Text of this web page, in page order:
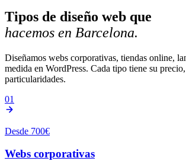
Tipos de diseño web que
hacemos en Barcelona.
Diseñamos webs corporativas, tiendas online,
medida en WordPress. Cada tipo tiene su
particularidades.
01
Desde 700€
Webs corporativas